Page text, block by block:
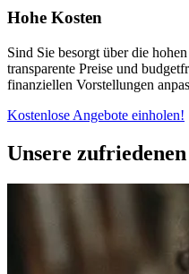
Hohe Kosten
Sind Sie besorgt über die
transparente Preise und
finanziellen Vorstellungen
Kostenlose Angebote einholen!
Unsere